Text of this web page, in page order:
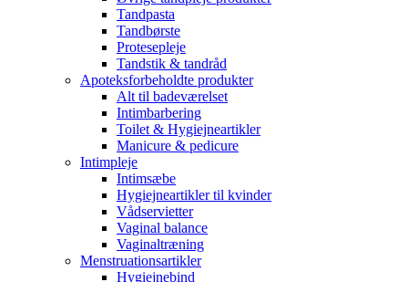
Tandpasta
Tandbørste
Protesepleje
Tandstik & tandråd
Apoteksforbeholdte produkter
Alt til badeværelset
Intimbarbering
Toilet & Hygiejneartikler
Manicure & pedicure
Intimpleje
Intimsæbe
Hygiejneartikler til kvinder
Vådservietter
Vaginal balance
Vaginaltræning
Menstruationsartikler
Hygiejnebind